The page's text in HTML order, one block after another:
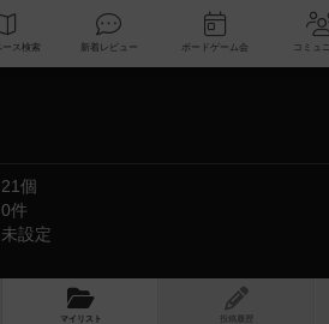
データベース 検索 新着レビュー ボードゲーム会
21個
0件
未設定
マイリスト 投稿履歴